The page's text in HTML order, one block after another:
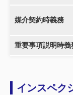
媒介契約時義務
重要事項説明時義
インスペク